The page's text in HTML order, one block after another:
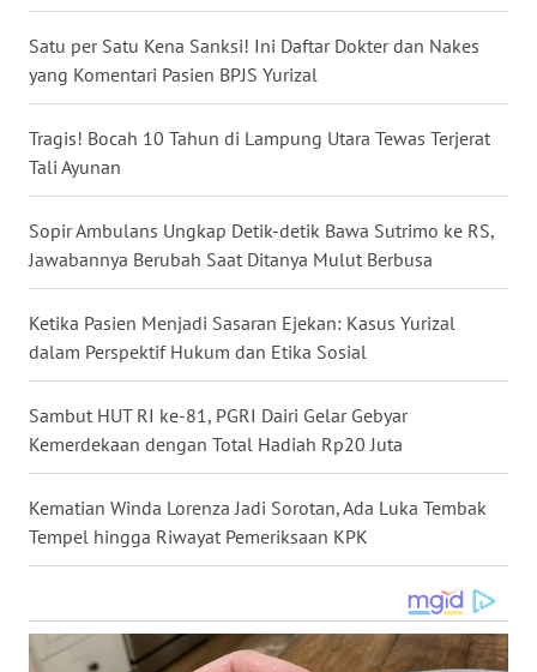
Satu per Satu Kena Sanksi! Ini Daftar Dokter dan Nakes
yang Komentari Pasien BPJS Yurizal
Tragis! Bocah 10 Tahun di Lampung Utara Tewas Terjerat
Tali Ayunan
Sopir Ambulans Ungkap Detik-detik Bawa Sutrimo ke RS,
Jawabannya Berubah Saat Ditanya Mulut Berbusa
Ketika Pasien Menjadi Sasaran Ejekan: Kasus Yurizal
dalam Perspektif Hukum dan Etika Sosial
Sambut HUT RI ke-81, PGRI Dairi Gelar Gebyar
Kemerdekaan dengan Total Hadiah Rp20 Juta
Kematian Winda Lorenza Jadi Sorotan, Ada Luka Tembak
Tempel hingga Riwayat Pemeriksaan KPK
WN
KALTENG
WN
KALTARA
WN
KALSEL
KALTIM
SULSEL
GORONTALO
WN